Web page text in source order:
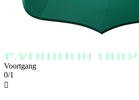
Evolution
Voortgang
0/1
